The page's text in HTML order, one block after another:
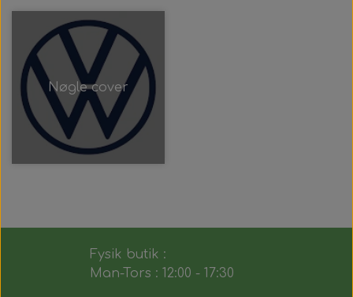
Nøgle cover
Fysik butik :
Man-Tors : 12:00 - 17:30